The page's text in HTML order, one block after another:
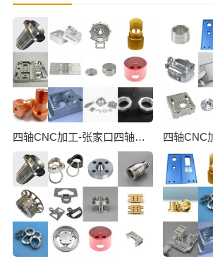
四轴CNC加工-张家口四轴CNC数控加工